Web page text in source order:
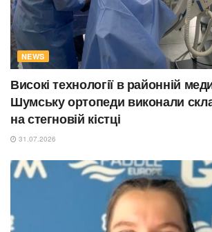
NEWS
Високі технології в районній
Шумську ортопеди виконали
на стегновій кістці
31.07.2026